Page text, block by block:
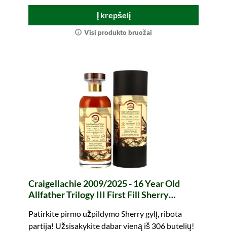
Į krepšelį
Visi produkto bruožai
Craigellachie 2009/2025 - 16 Year Old
Allfather Trilogy III First Fill Sherry
Patirkite pirmo užpildymo Sherry gylį, ribota
partija! Užsisakykite dabar vieną iš 306 butelių!